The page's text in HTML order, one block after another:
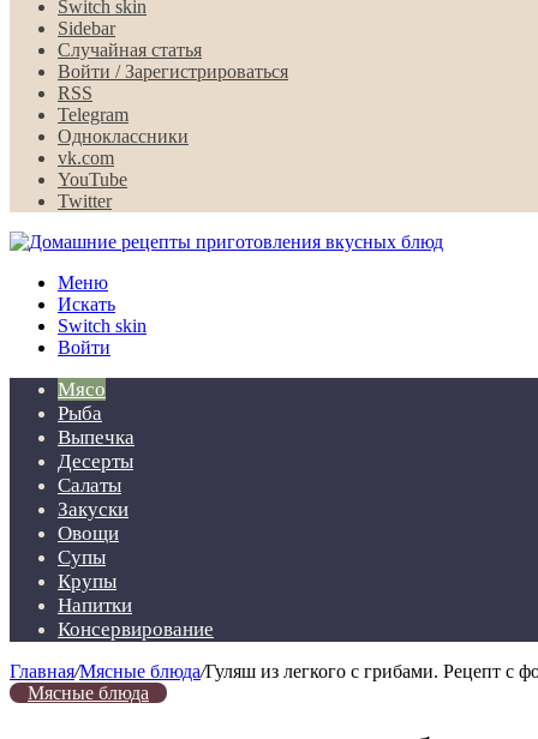
Switch skin
Sidebar
Случайная статья
Войти / Зарегистрироваться
RSS
Telegram
Одноклассники
vk.com
YouTube
Twitter
Меню
Искать
Switch skin
Войти
Мясо
Рыба
Выпечка
Десерты
Салаты
Закуски
Овощи
Супы
Крупы
Напитки
Консервирование
Главная/Мясные блюда/Гуляш из легкого с грибами. Рецепт с
Мясные блюда